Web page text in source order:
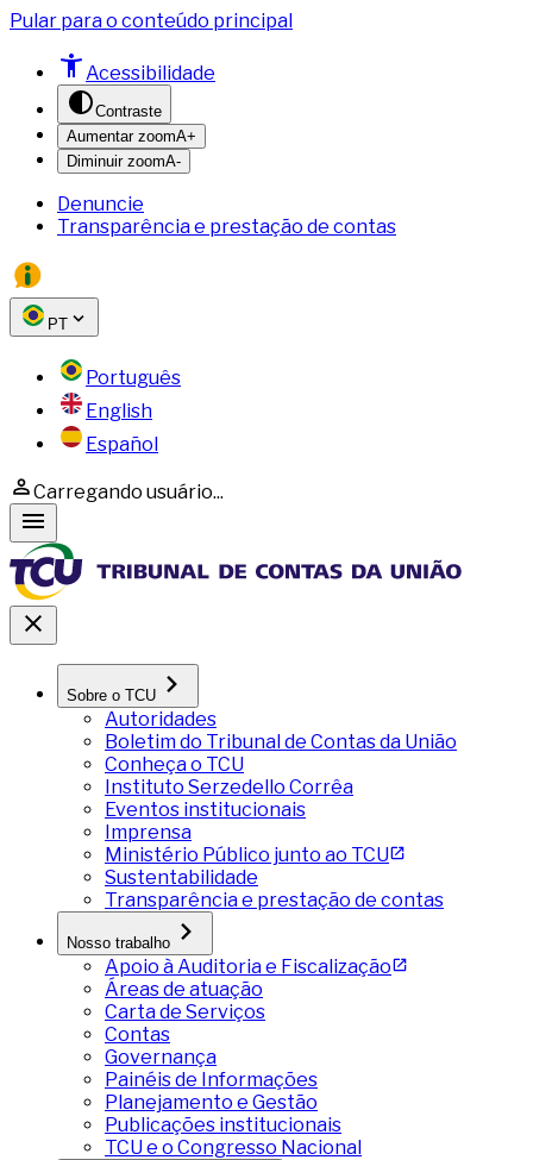
Pular para o conteúdo principal
Acessibilidade
Contraste
Aumentar zoomA+
Diminuir zoomA-
Denuncie
Transparência e prestação de contas
PT
Português
English
Español
Carregando usuário...
Sobre o TCU
Autoridades
Boletim do Tribunal de Contas da União
Conheça o TCU
Instituto Serzedello Corrêa
Eventos institucionais
Imprensa
Ministério Público junto ao TCU
Sustentabilidade
Transparência e prestação de contas
Nosso trabalho
Apoio à Auditoria e Fiscalização
Áreas de atuação
Carta de Serviços
Contas
Governança
Painéis de Informações
Planejamento e Gestão
Publicações institucionais
TCU e o Congresso Nacional